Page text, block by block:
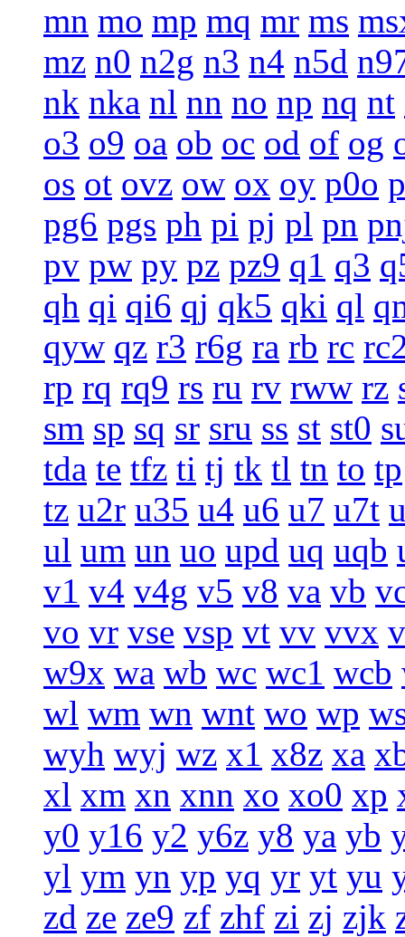
mn mo mp mq mr ms
mz n0 n2g n3 n4 n5d
nk nka nl nn no np nq nt
o3 o9 oa ob oc od of og
os ot ovz ow ox oy p0o
pg6 pgs ph pi pj pl pn
pv pw py pz pz9 q1 q3
qh qi qi6 qj qk5 qki ql
qyw qz r3 r6g ra rb rc
rp rq rq9 rs ru rv rww rz
sm sp sq sr sru ss st st0
tda te tfz ti tj tk tl tn to tp
tz u2r u35 u4 u6 u7 u7t
ul um un uo upd uq uqb
v1 v4 v4g v5 v8 va vb
vo vr vse vsp vt vv vvx
w9x wa wb wc wc1 wcb
wl wm wn wnt wo wp
wyh wyj wz x1 x8z xa
xl xm xn xnn xo xo0 xp
y0 y16 y2 y6z y8 ya yb
yl ym yn yp yq yr yt yu
zd ze ze9 zf zhf zi zj zjk